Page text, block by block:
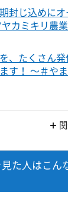
封じ込めに
カミキリ農
、たくさん
す！ ～＃や
た人はこん